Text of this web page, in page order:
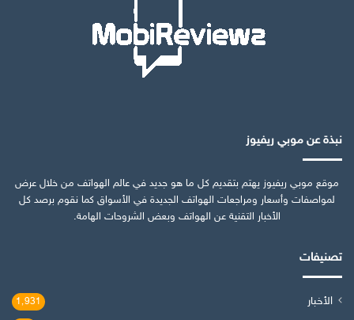
نبذة عن موبي ريفيوز
موقع موبي ريفيوز يهتم بتقديم كل ما هو جديد في عالم الهواتف من خلال عرض
لمواصفات وأسعار ومراجعات الهواتف الجديدة في الأسواق كما نقوم برصد كل
الأخبار التقنية عن الهواتف وبعض الشروحات الهامة.
تصنيفات
الأخبار 1٬931